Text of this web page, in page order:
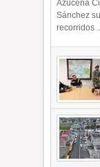
Azucena
Sánchez
recorridos